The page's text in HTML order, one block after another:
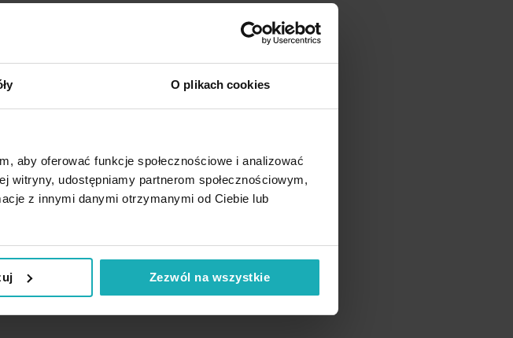
O plikach cookies
aby oferować funkcje społecznościowe i analizować
udostępniamy partnerom społecznościowym,
z innymi danymi otrzymanymi od Ciebie lub
Zezwól na wszystkie